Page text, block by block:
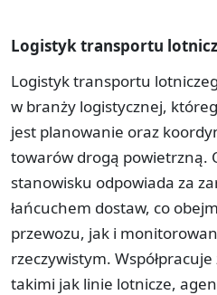
Logistyk transportu
Logistyk transportu
w branży logistycznej,
jest planowanie oraz
towarów drogą powietrzną.
stanowisku odpowiada za
łańcuchem dostaw, co
przewozu, jak i
rzeczywistym.
takimi jak linie lotnicze,